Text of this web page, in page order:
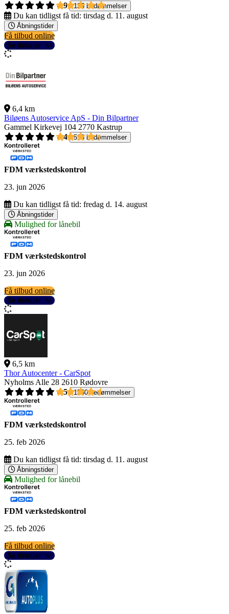
4,9
135 bedømmelser
Du kan tidligst få tid: tirsdag d. 11. august
Åbningstider
Få tilbud online
Se detaljer
6,4 km
Biløens Autoservice ApS - Din Bilpartner
Gammel Kirkevej 104 2770 Kastrup
4,4
518 bedømmelser
FDM værkstedskontrol
23. jun 2026
Du kan tidligst få tid: fredag d. 14. august
Åbningstider
Mulighed for lånebil
FDM værkstedskontrol
23. jun 2026
Få tilbud online
Se detaljer
6,5 km
Thor Autocenter - CarSpot
Nyholms Alle 28 2610 Rødovre
4,5
1560 bedømmelser
FDM værkstedskontrol
25. feb 2026
Du kan tidligst få tid: tirsdag d. 11. august
Åbningstider
Mulighed for lånebil
FDM værkstedskontrol
25. feb 2026
Få tilbud online
Se detaljer